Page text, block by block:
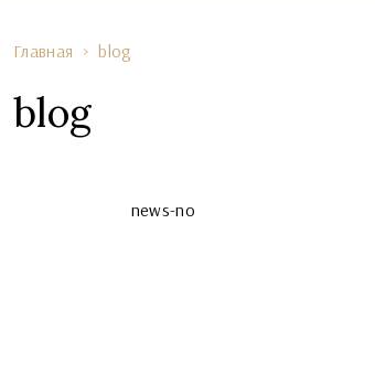
Главная blog
blog
news-no